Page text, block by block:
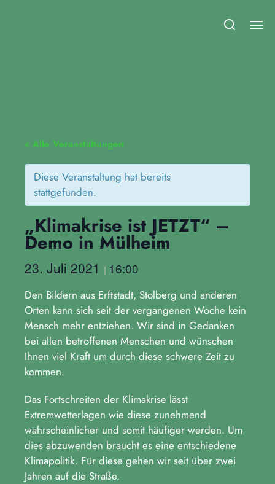
« Alle Veranstaltungen
Diese Veranstaltung hat bereits
stattgefunden.
„Klimakrise ist JETZT“ –
Demo in Mülheim
23. Juli 2021 | 16:00
Den Bildern aus Erftstadt, Stolberg und anderen
Orten kann sich seit der vergangenen Woche kein
Mensch mehr entziehen. Wir sind in Gedanken
bei allen betroffenen Menschen und wünschen
Ihnen viel Kraft um durch diese schwere Zeit zu
kommen.
Das Fortschreiten der Klimakrise lässt
Extremwetterlagen wie diese zunehmend
wahrscheinlicher und somit häufiger werden. Um
dies abzuwenden braucht es eine entschiedene
Klimapolitik. Für diese gehen wir seit über zwei
Jahren auf die Straße.